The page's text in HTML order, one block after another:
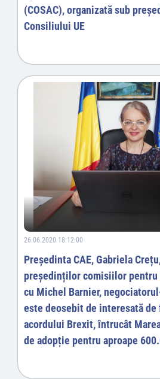
(COSAC), organizată sub
Consiliului UE
26.06.2020 18:12:00
Președinta CAE, Gabriela
președinților comisiilor pentru
cu Michel Barnier,
este deosebit de interesată de
acordului Brexit, întrucât
de adopție pentru aproape